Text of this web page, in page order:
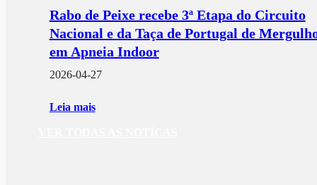
Rabo de Peixe recebe 3ª Etapa do Circuito
Nacional e da Taça de Portugal de
em Apneia Indoor
2026-04-27
Leia mais